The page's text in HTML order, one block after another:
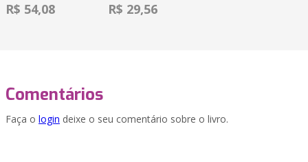
R$ 54,08 R$ 29,56
Comentários
Faça o login deixe o seu comentário sobre o livro.